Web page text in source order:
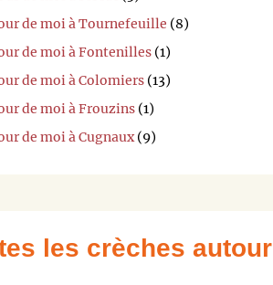
de moi à Tournefeuille (8)
de moi à Fontenilles (1)
de moi à Colomiers (13)
de moi à Frouzins (1)
de moi à Cugnaux(9)
les crèches